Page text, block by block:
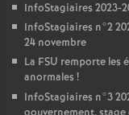
InfoStagiaires 2023-
InfoStagiaires n°2
24 novembre
La FSU remporte les
anormales !
InfoStagiaires n°3